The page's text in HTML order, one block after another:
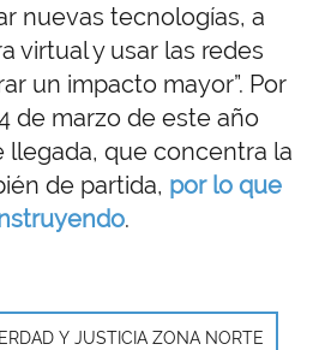
nuevas tecnologías, a
virtual y usar las redes
un impacto mayor”. Por
de marzo de este año
que concentra la
de partida, por lo que
.
Y JUSTICIA ZONA NORTE